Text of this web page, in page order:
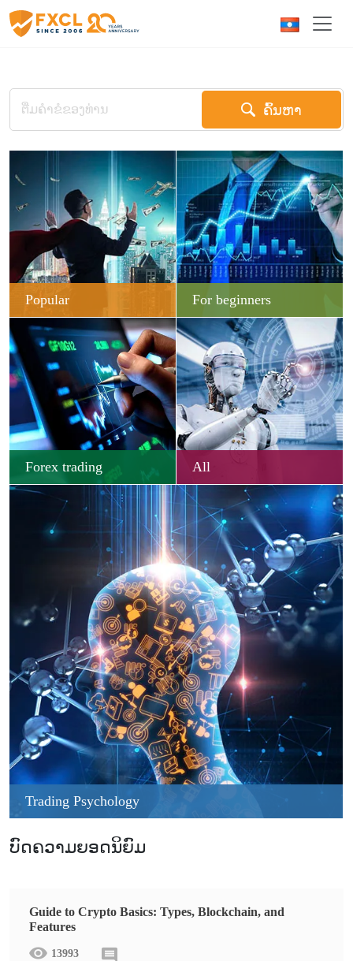
ຄົ້ນຫາ
Popular For beginners
Forex trading All
Trading Psychology
ບົດຄວາມຍອດນິຍົມ
Guide to Crypto Basics: Types, Blockchain, and
Features
13993